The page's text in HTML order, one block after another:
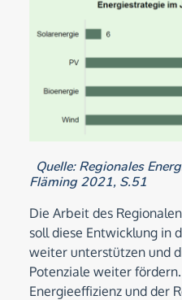
Quelle: Regionales
Fläming 2021, S.51
Die Arbeit des
soll diese Entwicklung in
weiter unterstützen und
Potenziale weiter
Energieeffizienz und der